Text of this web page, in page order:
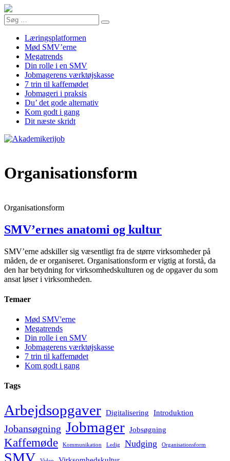
Læringsplatformen
Mød SMV’erne
Megatrends
Din rolle i en SMV
Jobmagerens værktøjskasse
7 trin til kaffemødet
Jobmageri i praksis
Du’ det gode alternativ
Kom godt i gang
Dit næste skridt
Organisationsform
Organisationsform
SMV’ernes anatomi og kultur
SMV’erne adskiller sig væsentligt fra de større virksomheder på
måden, de er organiseret. Organisationsform er vigtig at forstå, da
den har betydning for virksomhedskulturen og de opgaver du som
ansat løser i virksomheden.
Temaer
Mød SMV'erne
Megatrends
Din rolle i en SMV
Jobmagerens værktøjskasse
7 trin til kaffemødet
Kom godt i gang
Tags
Arbejdsopgaver Digitalisering Introduktion
Jobansøgning Jobmager Jobsøgning
Kaffemøde Kommunikation Ledig Nudging Organisationsform
SMV